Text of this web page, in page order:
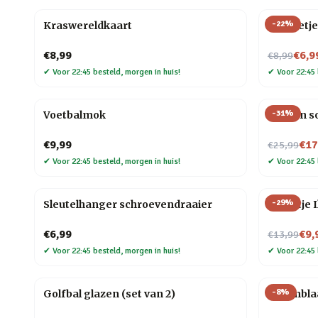
Kraswereldkaart
€8,99
✔ Voor 22:45 besteld, morgen in huis!
-22%
€8,99
Nu voor
✔ Voor
Voetbalmok
€9,99
✔ Voor 22:45 besteld, morgen in huis!
-31%
Houten
€25,99
Nu voor
✔ Voor
Sleutelhanger schroevendraaier
€6,99
✔ Voor 22:45 besteld, morgen in huis!
-29%
Tegeltje
€13,99
Nu voor
✔ Voor
Golfbal glazen (set van 2) -8%